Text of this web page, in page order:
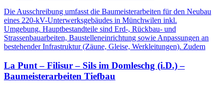
Die Ausschreibung umfasst die Baumeisterarbeiten für den Neubau
eines 220‑kV-Unterwerksgebäudes in Münchwilen inkl.
Umgebung. Hauptbestandteile sind Erd-, Rückbau- und
Strassenbauarbeiten, Baustelleneinrichtung sowie Anpassungen an
bestehender Infrastruktur (Zäune, Gleise, Werkleitungen). Zudem
La Punt – Filisur – Sils im Domleschg (i.D.) –
Baumeisterarbeiten Tiefbau